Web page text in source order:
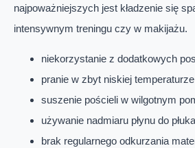
najpoważniejszych jest kładzenie się
intensywnym treningu czy w makijażu.
niekorzystanie z dodatkowych
pranie w zbyt niskiej temperaturze
suszenie pościeli w wilgotnym
używanie nadmiaru płynu do
brak regularnego odkurzania